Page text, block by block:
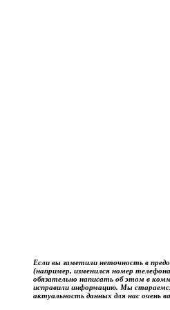
Если вы заметили неточность в
(например, изменился номер
обязательно написать об этом в
исправили информацию. Мы
актуальность данных для нас очень